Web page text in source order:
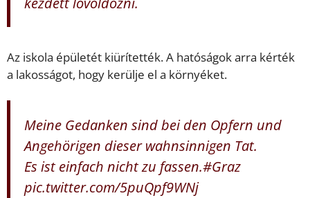
Az iskola épületét kiürítették. A hatóságok arra kérték
a lakosságot, hogy kerülje el a környéket.
Meine Gedanken sind bei den Opfern und
Angehörigen dieser wahnsinnigen Tat.
Es ist einfach nicht zu fassen.#Graz
pic.twitter.com/5puQpf9WNj